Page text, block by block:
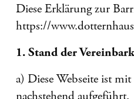
Diese Erklärung zur
https://
1. Stand der
a) Diese Webseite ist